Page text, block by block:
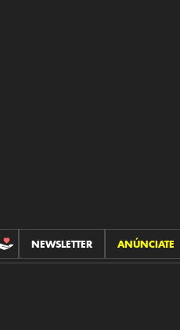
CONTRIBUCIONES
NEWSLETTER ANÚNCIATE